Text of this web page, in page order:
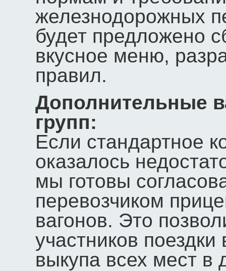
железнодорожных
будет предложено
вкусное меню,
правил.
Дополнительные
групп:
Если стандартное
оказалось
мы готовы
перевозчиком
вагонов. Это
участников
выкупа всех мест в